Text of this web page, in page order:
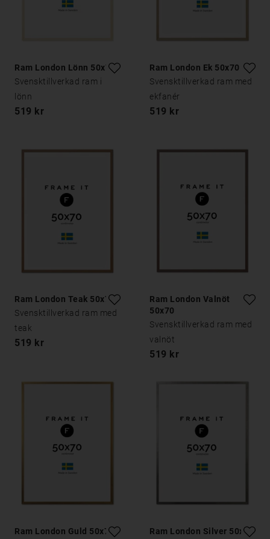
Ram London Lönn 50x70
Svensktillverkad ram i
lönn
519 kr
Ram London Ek 50x70
Svensktillverkad ram med
ekfanér
519 kr
Ram London Teak 50x70
Svensktillverkad ram med
teak
519 kr
Ram London Valnöt
50x70
Svensktillverkad ram med
valnöt
519 kr
Ram London Guld 50x70
Ram London Silver 50x70